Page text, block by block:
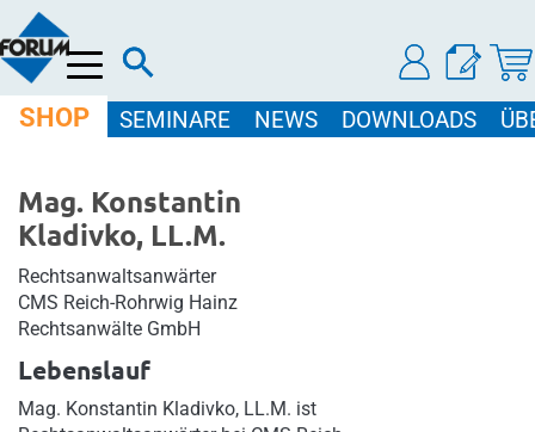
Menü
SHOP SEMINARE NEWS DOWNLOADS
Mag. Konstantin
Kladivko, LL.M.
Rechtsanwaltsanwärter
CMS Reich-Rohrwig Hainz
Rechtsanwälte GmbH
Lebenslauf
Mag. Konstantin Kladivko, LL.M. ist